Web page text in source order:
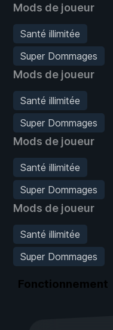
Mods de joueur
Santé illimitée
Super Dommages
Mods de joueur
Santé illimitée
Super Dommages
Mods de joueur
Santé illimitée
Super Dommages
Mods de joueur
Santé illimitée
Super Dommages
Fonctionnement